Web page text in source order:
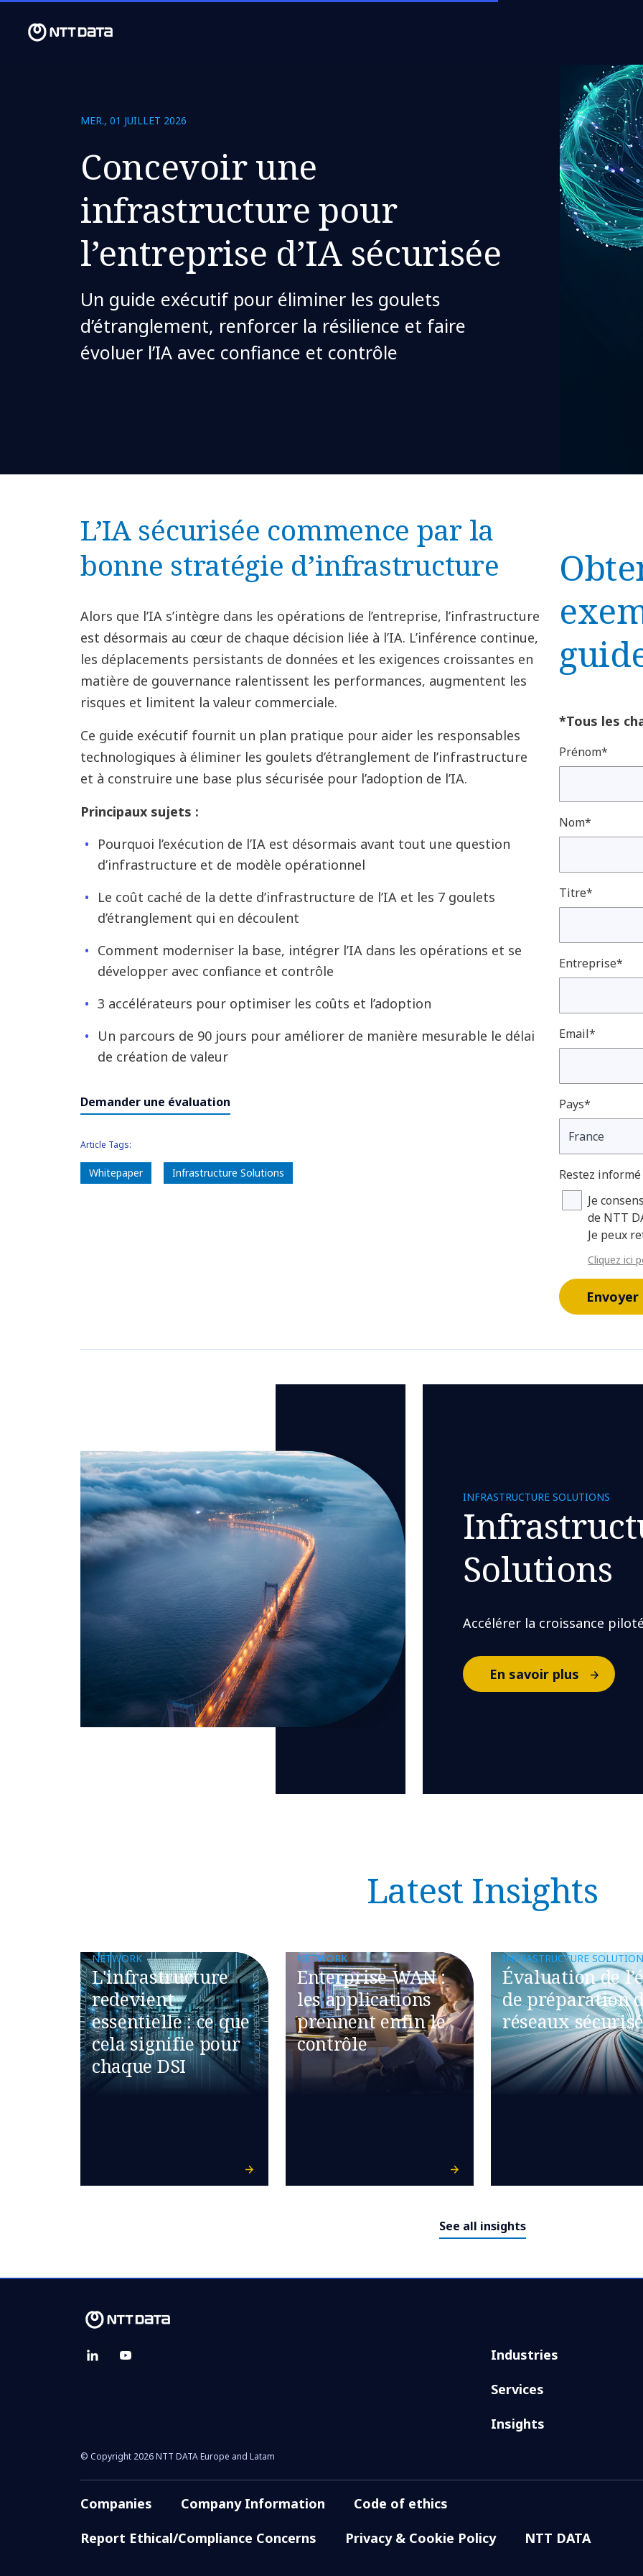
MER., 01 JUILLET 2026
Concevoir une
infrastructure pour
l’entreprise d’IA sécurisée
Un guide exécutif pour éliminer les goulets
d’étranglement, renforcer la résilience et faire
évoluer l’IA avec confiance et contrôle
L’IA sécurisée commence par la
bonne stratégie d’infrastructure
Alors que l’IA s’intègre dans les opérations de l’entreprise, l’infrastructure
est désormais au cœur de chaque décision liée à l’IA. L’inférence continue,
les déplacements persistants de données et les exigences croissantes en
matière de gouvernance ralentissent les performances, augmentent les
risques et limitent la valeur commerciale.
Ce guide exécutif fournit un plan pratique pour aider les responsables
technologiques à éliminer les goulets d’étranglement de l’infrastructure
et à construire une base plus sécurisée pour l’adoption de l’IA.
Principaux sujets :
Pourquoi l’exécution de l’IA est désormais avant tout une question
d’infrastructure et de modèle opérationnel
Le coût caché de la dette d’infrastructure de l’IA et les 7 goulets
d’étranglement qui en découlent
Comment moderniser la base, intégrer l’IA dans les opérations et se
développer avec confiance et contrôle
3 accélérateurs pour optimiser les coûts et l’adoption
Un parcours de 90 jours pour améliorer de manière mesurable le délai
de création de valeur
Demander une évaluation
Article Tags:
Whitepaper Infrastructure Solutions
*Tous les
Prénom*
Nom*
Titre*
Entreprise*
Email*
Pays*
Restez informé
Je
de NTT
Je peux
Cliquez ici
Envoyer
INFRASTRUCTURE SOLUTIONS
Solutions
Accélérer la croissance
En savoir plus
Latest Insights
NETWORK
L'infrastructure
redevient
essentielle : ce que
cela signifie pour
chaque DSI
NETWORK
Enterprise WAN :
les applications
prennent enfin le
contrôle
INFRASTRUCTURE
Évaluation de
de préparation
réseaux
See all insights
Industries
Services
Insights
© Copyright 2026 NTT DATA Europe and Latam
Companies Company Information
Code of ethics
Report Ethical/Compliance Concerns
Privacy & Cookie Policy NTT DATA